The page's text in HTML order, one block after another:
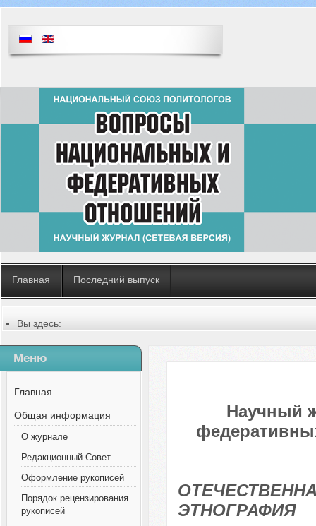
Главная Последний выпуск
Вы здесь:
Содержание выпусков
№ 12 (117), 2024
Меню
Главная
Общая информация
О журнале
Редакционный Совет
Оформление рукописей
Порядок рецензирования
рукописей
Научный
ЭТНОГРАФИЯ